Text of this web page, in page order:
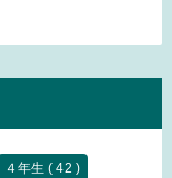
４年生 ( 42 )